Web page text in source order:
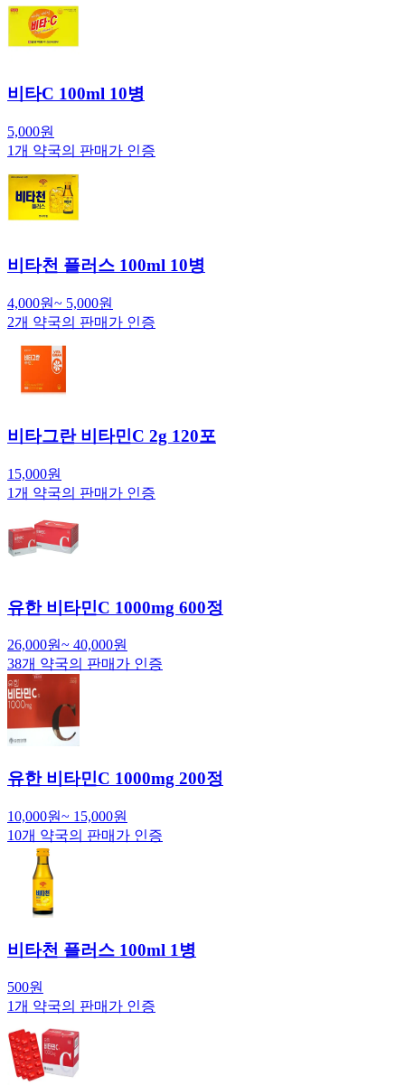
비타C 100ml 10병
5,000원
1개 약국의 판매가 인증
비타천 플러스 100ml 10병
4,000원~ 5,000원
2개 약국의 판매가 인증
비타그란 비타민C 2g 120포
15,000원
1개 약국의 판매가 인증
유한 비타민C 1000mg 600정
26,000원~ 40,000원
38개 약국의 판매가 인증
유한 비타민C 1000mg 200정
10,000원~ 15,000원
10개 약국의 판매가 인증
비타천 플러스 100ml 1병
500원
1개 약국의 판매가 인증